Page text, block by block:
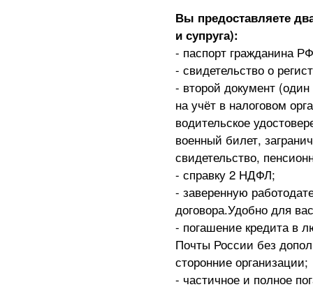
Вы предоставляете
и супруга):
- паспорт гражданина
- свидетельство о
- второй документ (один
на учёт в налоговом
водительское
военный билет,
свидетельство,
- справку 2 НДФЛ;
- заверенную
договора.Удобно для
- погашение кредита в
Почты России без
сторонние организации;
- частичное и полное